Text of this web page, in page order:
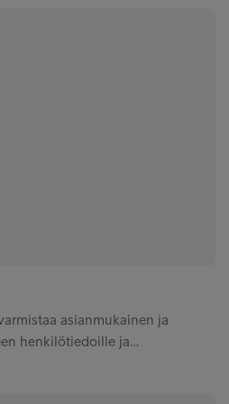
asianmukainen ja
henkilötiedoille ja…